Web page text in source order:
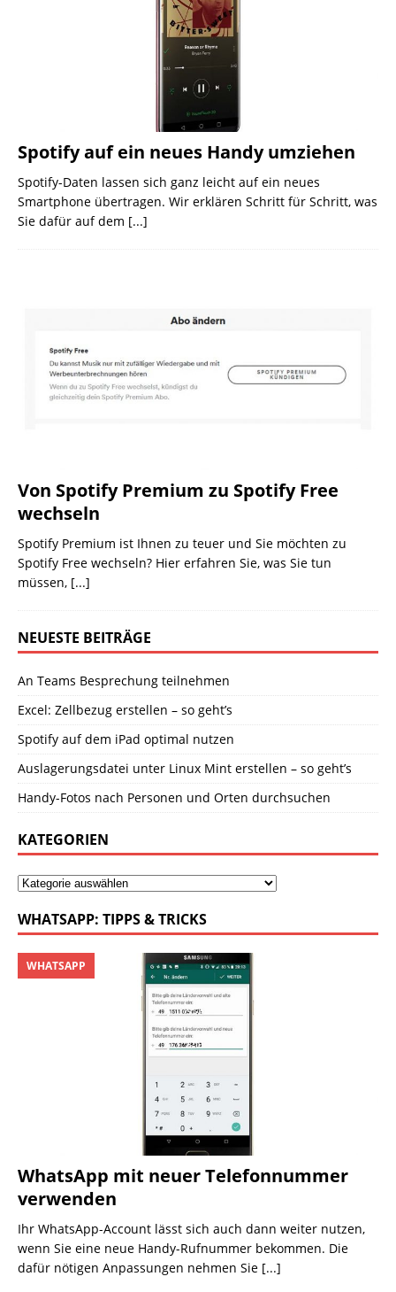
Spotify auf ein neues Handy umziehen
Spotify-Daten lassen sich ganz leicht auf ein neues
Smartphone übertragen. Wir erklären Schritt für Schritt, was
Sie dafür auf dem [...]
Von Spotify Premium zu Spotify Free
wechseln
Spotify Premium ist Ihnen zu teuer und Sie möchten zu
Spotify Free wechseln? Hier erfahren Sie, was Sie tun
müssen, [...]
NEUESTE BEITRÄGE
An Teams Besprechung teilnehmen
Excel: Zellbezug erstellen – so geht’s
Spotify auf dem iPad optimal nutzen
Auslagerungsdatei unter Linux Mint erstellen – so geht’s
Handy-Fotos nach Personen und Orten durchsuchen
KATEGORIEN
WHATSAPP: TIPPS & TRICKS
WhatsApp mit neuer Telefonnummer
verwenden
WHATSAPP
Ihr WhatsApp-Account lässt sich auch dann weiter nutzen,
wenn Sie eine neue Handy-Rufnummer bekommen. Die
dafür nötigen Anpassungen nehmen Sie [...]